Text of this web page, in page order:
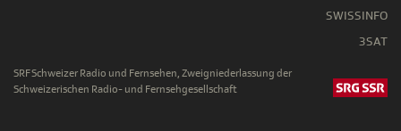
SWISSINFO
3SAT
SRF Schweizer Radio und Fernsehen, Zweigniederlassung der
Schweizerischen Radio- und Fernsehgesellschaft